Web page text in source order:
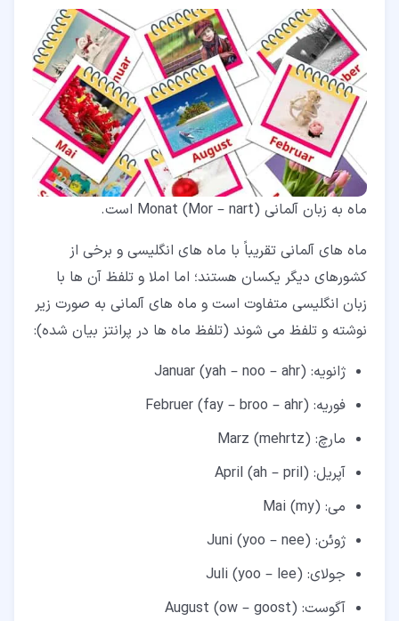
ماه به زبان آلمانی Monat (Mor – nart) است.
ماه های آلمانی تقریباً با ماه های انگلیسی و برخی از
کشورهای دیگر یکسان هستند؛ اما املا و تلفظ آن ها با
زبان انگلیسی متفاوت است و ماه های آلمانی به صورت زیر
نوشته و تلفظ می شوند (تلفظ ماه ها در پرانتز بیان شده):
ژانویه: Januar (yah – noo – ahr)
فوریه: Februer (fay – broo – ahr)
مارچ: Marz (mehrtz)
آپریل: April (ah – pril)
می: Mai (my)
ژوئن: Juni (yoo – nee)
جولای: Juli (yoo – lee)
آگوست: August (ow – goost)